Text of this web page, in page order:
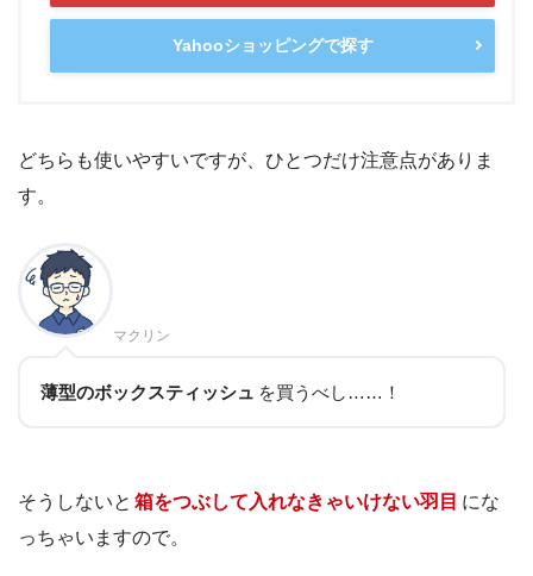
Yahooショッピングで探す
どちらも使いやすいですが、ひとつだけ注意点がありま
す。
マクリン
薄型のボックスティッシュ を買うべし……！
そうしないと 箱をつぶして入れなきゃいけない羽目 にな
っちゃいますので。